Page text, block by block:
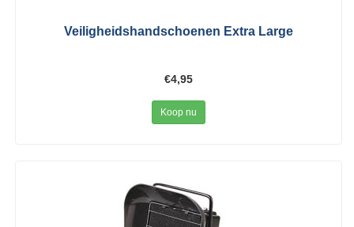
Veiligheidshandschoenen Extra Large
€4,95
Koop nu